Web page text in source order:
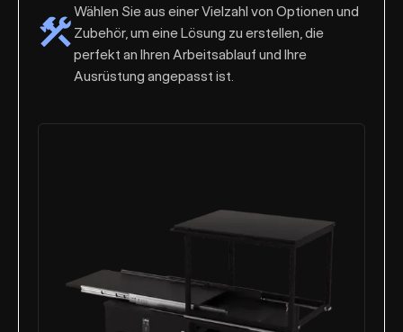
Wählen Sie aus einer Vielzahl von Optionen und
Zubehör, um eine Lösung zu erstellen, die
perfekt an Ihren Arbeitsablauf und Ihre
Ausrüstung angepasst ist.